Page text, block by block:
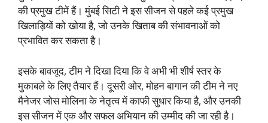
की प्रमुख टीमें हैं। मुंबई सिटी ने इस सीजन से पहले कई प्रमुख
खिलाड़ियों को खोया है, जो उनके खिताब की संभावनाओं को
प्रभावित कर सकता है।
इसके बावजूद, टीम ने दिखा दिया कि वे अभी भी शीर्ष स्तर के
मुकाबले के लिए तैयार हैं। दूसरी ओर, मोहन बागान की टीम ने नए
मैनेजर जोस मोलिना के नेतृत्व में काफी सुधार किया है, और उनकी
इस सीजन में एक और सफल अभियान की उम्मीद की जा रही है।